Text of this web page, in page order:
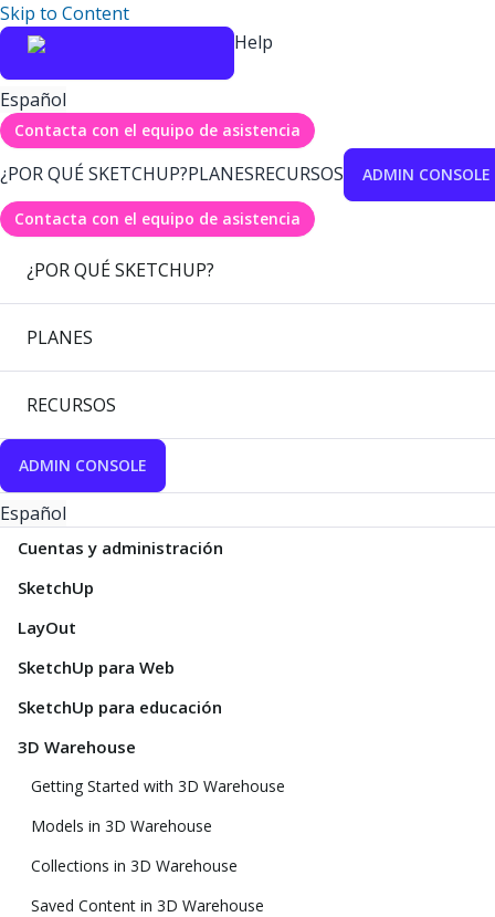
Skip to Content
Help
Español
Contacta con el equipo de asistencia
¿POR QUÉ SKETCHUP?PLANESRECURSOS ADMIN CONSOLE
Contacta con el equipo de asistencia
¿POR QUÉ SKETCHUP?
PLANES
RECURSOS
ADMIN CONSOLE
Español
Cuentas y administración
SketchUp
LayOut
SketchUp para Web
SketchUp para educación
3D Warehouse
Getting Started with 3D Warehouse
Models in 3D Warehouse
Collections in 3D Warehouse
Saved Content in 3D Warehouse